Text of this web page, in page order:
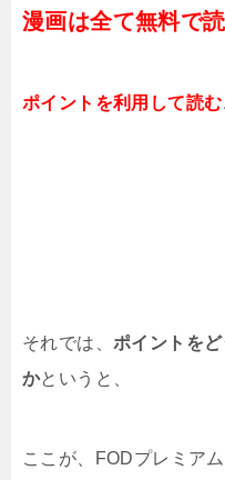
漫画は全て無料で
ポイントを利用して読む
それでは、 ポイントを
かというと、
ここが、FODプレミア